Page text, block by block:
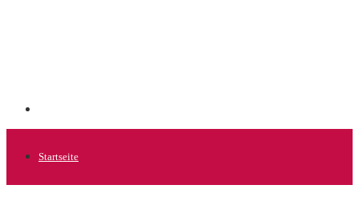
Startseite